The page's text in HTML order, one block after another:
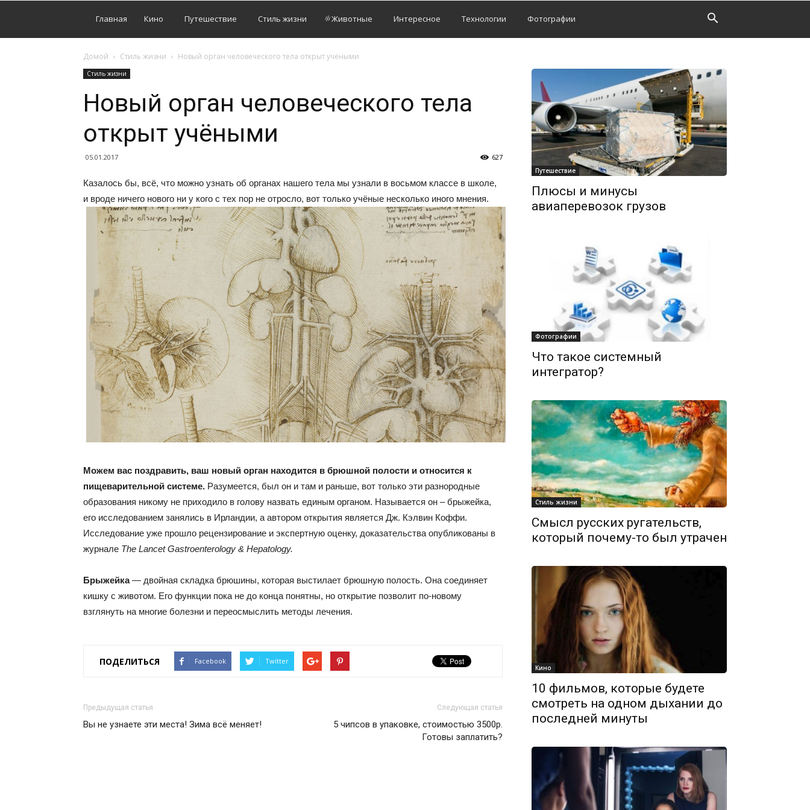
Главная Кино Путешествие Стиль жизни Животные Интересное Технологии Фотографии
Домой Стиль жизни Новый орган человеческого тела открыт учёными
Стиль жизни
Новый орган человеческого тела
открыт учёными
05.01.2017 627
Казалось бы, всё, что можно узнать об органах нашего тела мы узнали в восьмом классе в школе,
и вроде ничего нового ни у кого с тех пор не отросло, вот только учёные несколько иного мнения.
Можем вас поздравить, ваш новый орган находится в брюшной полости и относится к
пищеварительной системе. Разумеется, был он и там и раньше, вот только эти разнородные
образования никому не приходило в голову назвать единым органом. Называется он – брыжейка,
его исследованием занялись в Ирландии, а автором открытия является Дж. Кэлвин Коффи.
Исследование уже прошло рецензирование и экспертную оценку, доказательства опубликованы в
журнале The Lancet Gastroenterology & Hepatology.
Брыжейка— двойная складка брюшины, которая выстилает брюшную полость. Она соединяет
кишку с животом. Его функции пока не до конца понятны, но открытие позволит по-новому
взглянуть на многие болезни и переосмыслить методы лечения.
ПОДЕЛИТЬСЯ Facebook Twitter
Предыдущая статья
Вы не узнаете эти места! Зима всё меняет!
Следующая статья
5 чипсов в упаковке, стоимостью 3500р.
Готовы заплатить?
Путешествие
Плюсы и минусы
авиаперевозок грузов
Фотографии
Что такое системный
интегратор?
Стиль жизни
Смысл русских ругательств,
который почему-то был утрачен
Кино
10 фильмов, которые будете
смотреть на одном дыхании до
последней минуты